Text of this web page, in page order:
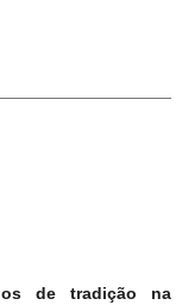
de tradição na